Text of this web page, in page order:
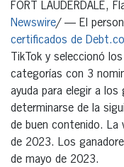
FORT LAUDERDALE,
Newswire/ — El
certificados de
TikTok y seleccionó
categorías con 3
ayuda para elegir a
determinarse de la
de buen contenido. La
de 2023. Los
de mayo de 2023.